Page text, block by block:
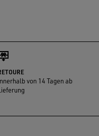
von 14 Tagen ab